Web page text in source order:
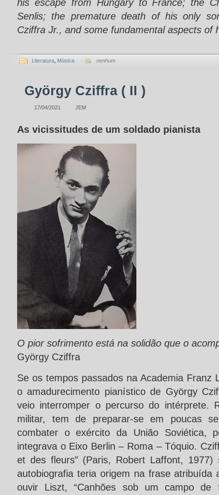
his escape from Hungary to France; the
Senlis; the premature death of his only
Cziffra Jr., and some fundamental aspects of
Literatura Música nenhum
György Cziffra ( II )
17/04/2021 JEM
As vicissitudes de um soldado pianista
O pior sofrimento está na solidão que o
György Cziffra
Se os tempos passados na Academia Franz
o amadurecimento pianístico de György
veio interromper o percurso do intérprete.
militar, tem de preparar-se em poucas
combater o exército da União Soviética,
integrava o Eixo Berlin – Roma – Tóquio.
et des fleurs” (Paris, Robert Laffont,
autobiografia teria origem na frase atribuída
ouvir Liszt, “Canhões sob um campo de